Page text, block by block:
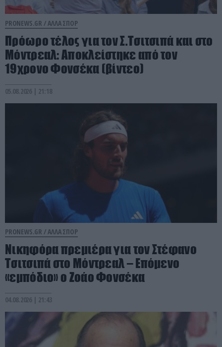
PRONEWS.GR / ΑΛΛΑ ΣΠΟΡ
Πρόωρο τέλος για τον Σ.Τσιτσιπά και στο
Μόντρεαλ: Αποκλείστηκε από τον
19χρονο Φονσέκα (βίντεο)
05.08.2026 | 21:18
PRONEWS.GR /ΑΛΛΑ ΣΠΟΡ
Νικηφόρα πρεμιέρα για τον Στέφανο
Τσιτσιπά στο Μόντρεαλ – Επόμενο
«εμπόδιο» ο Ζοάο Φονσέκα
04.08.2026 | 21:43